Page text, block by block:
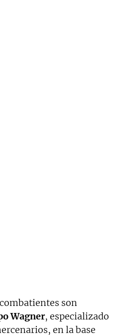
son
Wagner, especializado
en la base